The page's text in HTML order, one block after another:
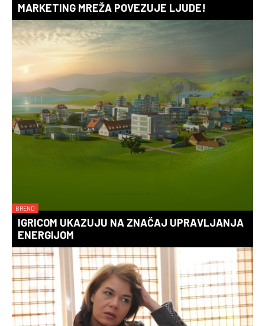
MARKETING MREŽA POVEZUJE LJUDE!
BREND
IGRICOM UKAZUJU NA ZNAČAJ UPRAVLJANJA
ENERGIJOM